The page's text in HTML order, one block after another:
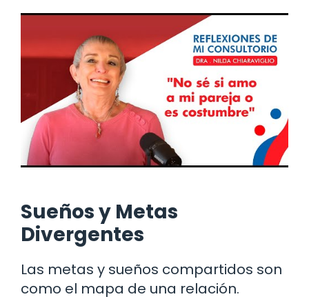
Sueños y Metas
Divergentes
Las metas y sueños compartidos son
como el mapa de una relación.